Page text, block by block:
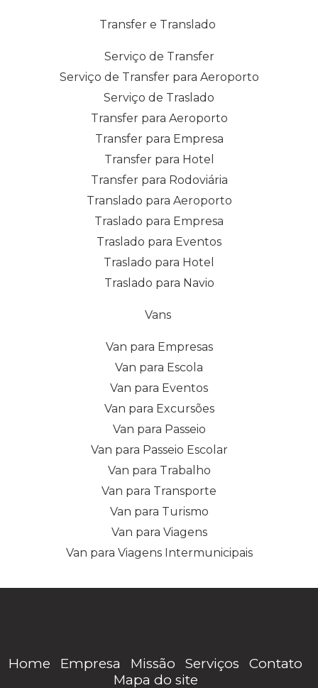
Transfer e Translado
Serviço de Transfer
Serviço de Transfer para Aeroporto
Serviço de Traslado
Transfer para Aeroporto
Transfer para Empresa
Transfer para Hotel
Transfer para Rodoviária
Translado para Aeroporto
Traslado para Empresa
Traslado para Eventos
Traslado para Hotel
Traslado para Navio
Vans
Van para Empresas
Van para Escola
Van para Eventos
Van para Excursões
Van para Passeio
Van para Passeio Escolar
Van para Trabalho
Van para Transporte
Van para Turismo
Van para Viagens
Van para Viagens Intermunicipais
Home Empresa Missão Serviços
Contato
Mapa do site